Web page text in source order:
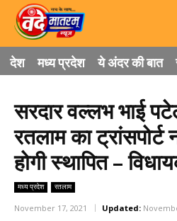
देश मध्य प्रदेश ये अंदर की बात
सरदार वल्लभ भाई
रतलाम का ट्रांसपोर्ट
होगी स्थापित –
मध्य प्रदेश रतलाम
November 17, 2021 Updated: